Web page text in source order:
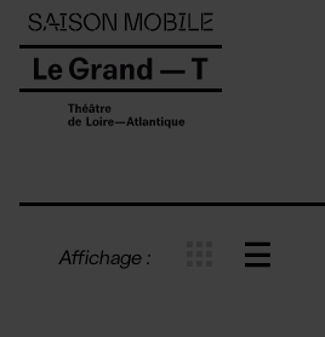
Affichage :
Panneau de gestion des cookies